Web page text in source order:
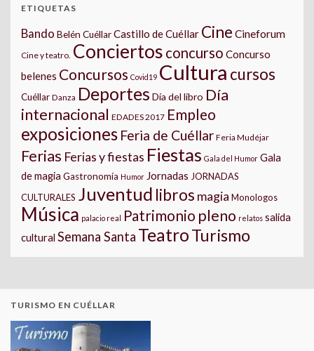
ETIQUETAS
Bando Belén CuéllarCastillo de Cuéllar Cine Cineforum
Cine y teatro. Conciertos concurso Concurso
belenes Concursos Covid19 Cultura cursos
Cuéllar Danza Deportes Día del libro Día
internacional EDADES 2017 Empleo
exposiciones Feria de Cuéllar Feria Mudéjar
Ferias Ferias y fiestas Fiestas Gala del Humor Gala
de magia Gastronomía Humor Jornadas JORNADAS
CULTURALES Juventud libros magia Monologos
Música palacio real Patrimonio pleno relatos salida
cultural Semana Santa TeatroTurismo
TURISMO EN CUÉLLAR